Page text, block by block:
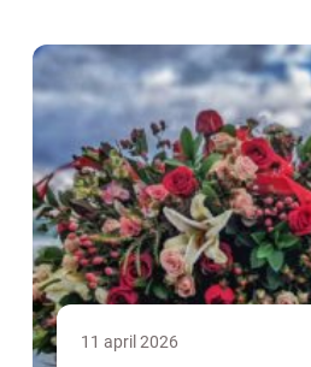
11 april 2026